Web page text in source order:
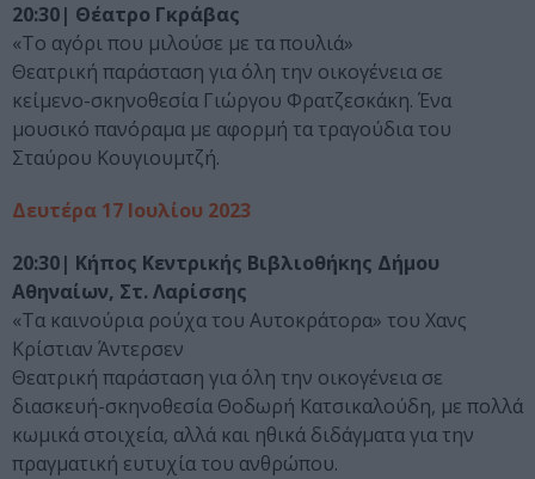
20:30| Θέατρο Γκράβας
«Το αγόρι που μιλούσε με τα πουλιά»
Θεατρική παράσταση για όλη την οικογένεια σε
κείμενο-σκηνοθεσία Γιώργου Φρατζεσκάκη. Ένα
μουσικό πανόραμα με αφορμή τα τραγούδια του
Σταύρου Κουγιουμτζή.
Δευτέρα 17 Ιουλίου 2023
20:30| Κήπος Κεντρικής Βιβλιοθήκης Δήμου
Αθηναίων, Στ. Λαρίσσης
«Τα καινούρια ρούχα του Αυτοκράτορα» του Χανς
Κρίστιαν Άντερσεν
Θεατρική παράσταση για όλη την οικογένεια σε
διασκευή-σκηνοθεσία Θοδωρή Κατσικαλούδη, με πολλά
κωμικά στοιχεία, αλλά και ηθικά διδάγματα για την
πραγματική ευτυχία του ανθρώπου.